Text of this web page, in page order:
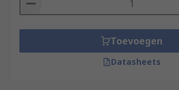
Toevoegen
Datasheets